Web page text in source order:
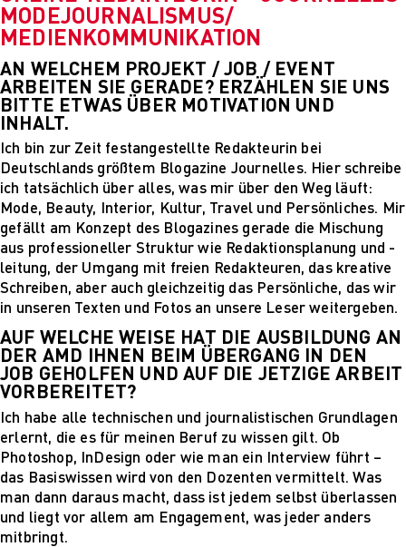
Creative Management
Management
Master Lecture
Series
Studies
Fashion and Design
Studies
Vortragsreihe „Was
ist Design?
The Fabric of My
Life
Digital and Technical
Futures
Digital and
Technical Futures
2019 Künstliche
Mehr nachhaltige
algorithmische
Innovation
The next wave of
disruptive fashion
tech
MODEJOURNALISMUS/
MEDIENKOMMUNIKATION
AN WELCHEM PROJEKT / JOB / EVENT
ARBEITEN SIE GERADE? ERZÄHLEN SIE UNS
BITTE ETWAS ÜBER MOTIVATION UND
INHALT.
Ich bin zur Zeit festangestellte Redakteurin bei
Deutschlands größtem Blogazine Journelles. Hier schreibe
ich tatsächlich über alles, was mir über den Weg läuft:
Mode, Beauty, Interior, Kultur, Travel und Persönliches. Mir
gefällt am Konzept des Blogazines gerade die Mischung
aus professioneller Struktur wie Redaktionsplanung und -
leitung, der Umgang mit freien Redakteuren, das kreative
Schreiben, aber auch gleichzeitig das Persönliche, das wir
in unseren Texten und Fotos an unsere Leser weitergeben.
AUF WELCHE WEISE HAT DIE AUSBILDUNG AN
DER AMD IHNEN BEIM ÜBERGANG IN DEN
JOB GEHOLFEN UND AUF DIE JETZIGE ARBEIT
VORBEREITET?
Ich habe alle technischen und journalistischen Grundlagen
erlernt, die es für meinen Beruf zu wissen gilt. Ob
Photoshop, InDesign oder wie man ein Interview führt –
das Basiswissen wird von den Dozenten vermittelt. Was
man dann daraus macht, dass ist jedem selbst überlassen
und liegt vor allem am Engagement, was jeder anders
mitbringt.